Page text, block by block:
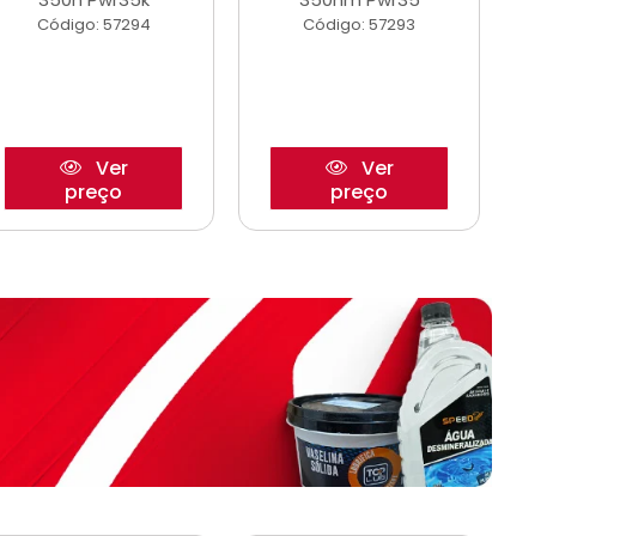
Código: 57294
Ver
preço
Código: 57293
Ver
preço